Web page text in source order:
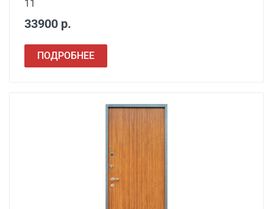
11
33900 р.
ПОДРОБНЕЕ